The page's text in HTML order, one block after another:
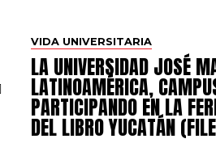
VIDA UNIVERSITARIA
LA UNIVERSIDAD JOSÉ
LATINOAMÉRICA,
PARTICIPANDO EN LA
DEL LIBRO YUCATÁN